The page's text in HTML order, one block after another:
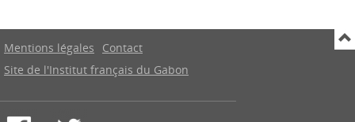
Mentions légales
Contact
Site de l'Institut français du Gabon